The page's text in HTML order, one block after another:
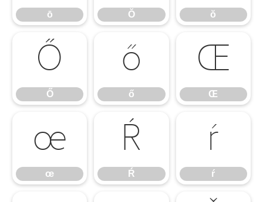
ō Ŏ ŏ
Ő
Ő
ő
ő
Œ
Œ
œ
œ
Ŕ
Ŕ
ŕ
ŕ